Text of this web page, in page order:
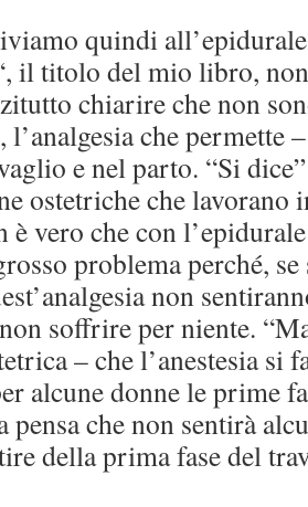
quindi
il titolo del mio libro, non
chiarire che non
l’analgesia che permette
e nel parto. “Si
ostetriche che lavorano
è vero che con
problema perché,
non
soffrire per niente.
– che l’anestesia si
alcune donne le prime
pensa che non sentirà
della prima fase del